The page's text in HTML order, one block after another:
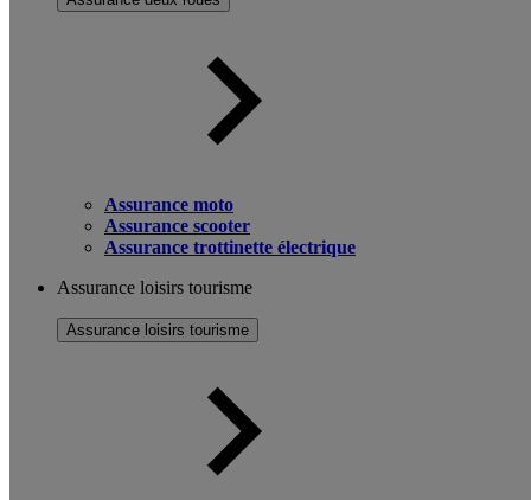
Assurance moto
Assurance scooter
Assurance trottinette électrique
Assurance loisirs tourisme
Assurance loisirs tourisme